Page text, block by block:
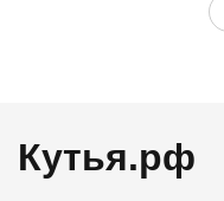
Кутья.рф